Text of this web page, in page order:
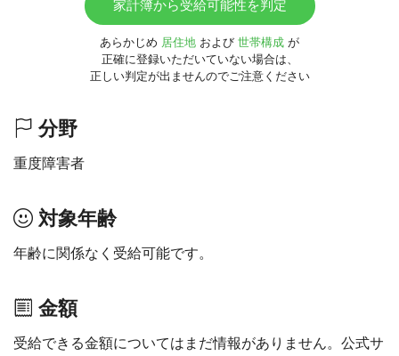
家計簿から受給可能性を判定
あらかじめ 居住地 および 世帯構成 が
正確に登録いただいていない場合は、
正しい判定が出ませんのでご注意ください
分野
重度障害者
対象年齢
年齢に関係なく受給可能です。
金額
受給できる金額についてはまだ情報がありません。公式サ